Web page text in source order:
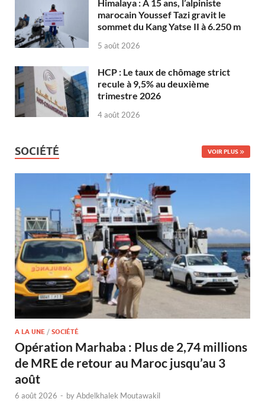
Himalaya : À 15 ans, l’alpiniste
marocain Youssef Tazi gravit le
sommet du Kang Yatse II à 6.250 m
5 août 2026
HCP : Le taux de chômage strict
recule à 9,5% au deuxième
trimestre 2026
4 août 2026
SOCIÉTÉ VOIR PLUS
A LA UNE / SOCIÉTÉ
Opération Marhaba : Plus de 2,74 millions
de MRE de retour au Maroc jusqu’au 3
août
6 août 2026 - byAbdelkhalek Moutawakil